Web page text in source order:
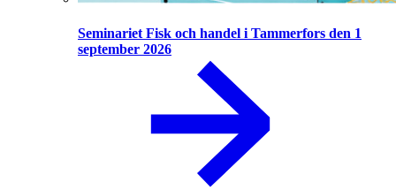
Seminariet Fisk och handel i Tammerfors den 1
september 2026